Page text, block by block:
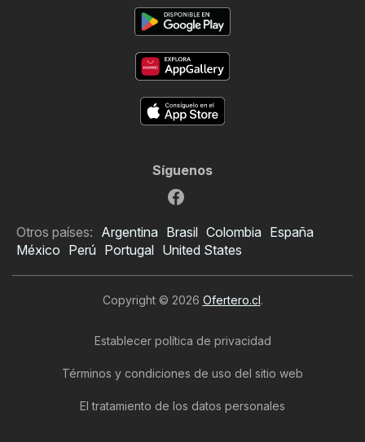
Síguenos
Otros países: Argentina Brasil Colombia España
México Perú Portugal United States
Copyright © 2026 Ofertero.cl.
Establecer política de privacidad
Términos y condiciones de uso del sitio web
El tratamiento de los datos personales